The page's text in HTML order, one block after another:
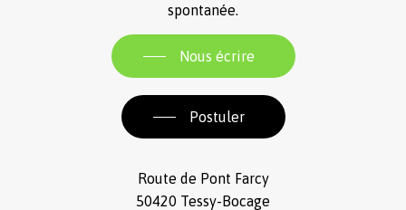
spontanée.
Nous écrire
Postuler
Route de Pont Farcy
50420 Tessy-Bocage